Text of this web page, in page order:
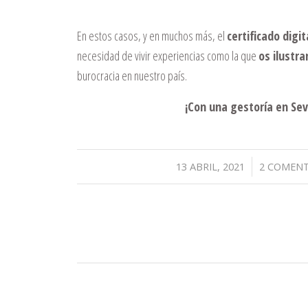
En estos casos, y en muchos más, el certificado
necesidad de vivir experiencias como la que os
burocracia en nuestro país.
¡Con una gestoría en
13 ABRIL, 2021
/ 2 /